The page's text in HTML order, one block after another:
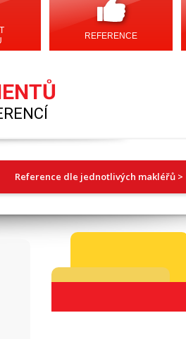
REFERENCE
Reference dle jednotlivých makléřů >